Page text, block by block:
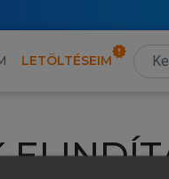
LETÖLTÉSEIM